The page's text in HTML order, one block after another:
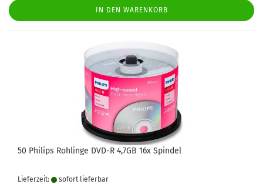
IN DEN WARENKORB
50 Philips Rohlinge DVD-R 4,7GB 16x Spindel
Lieferzeit: sofort lie­fer­bar